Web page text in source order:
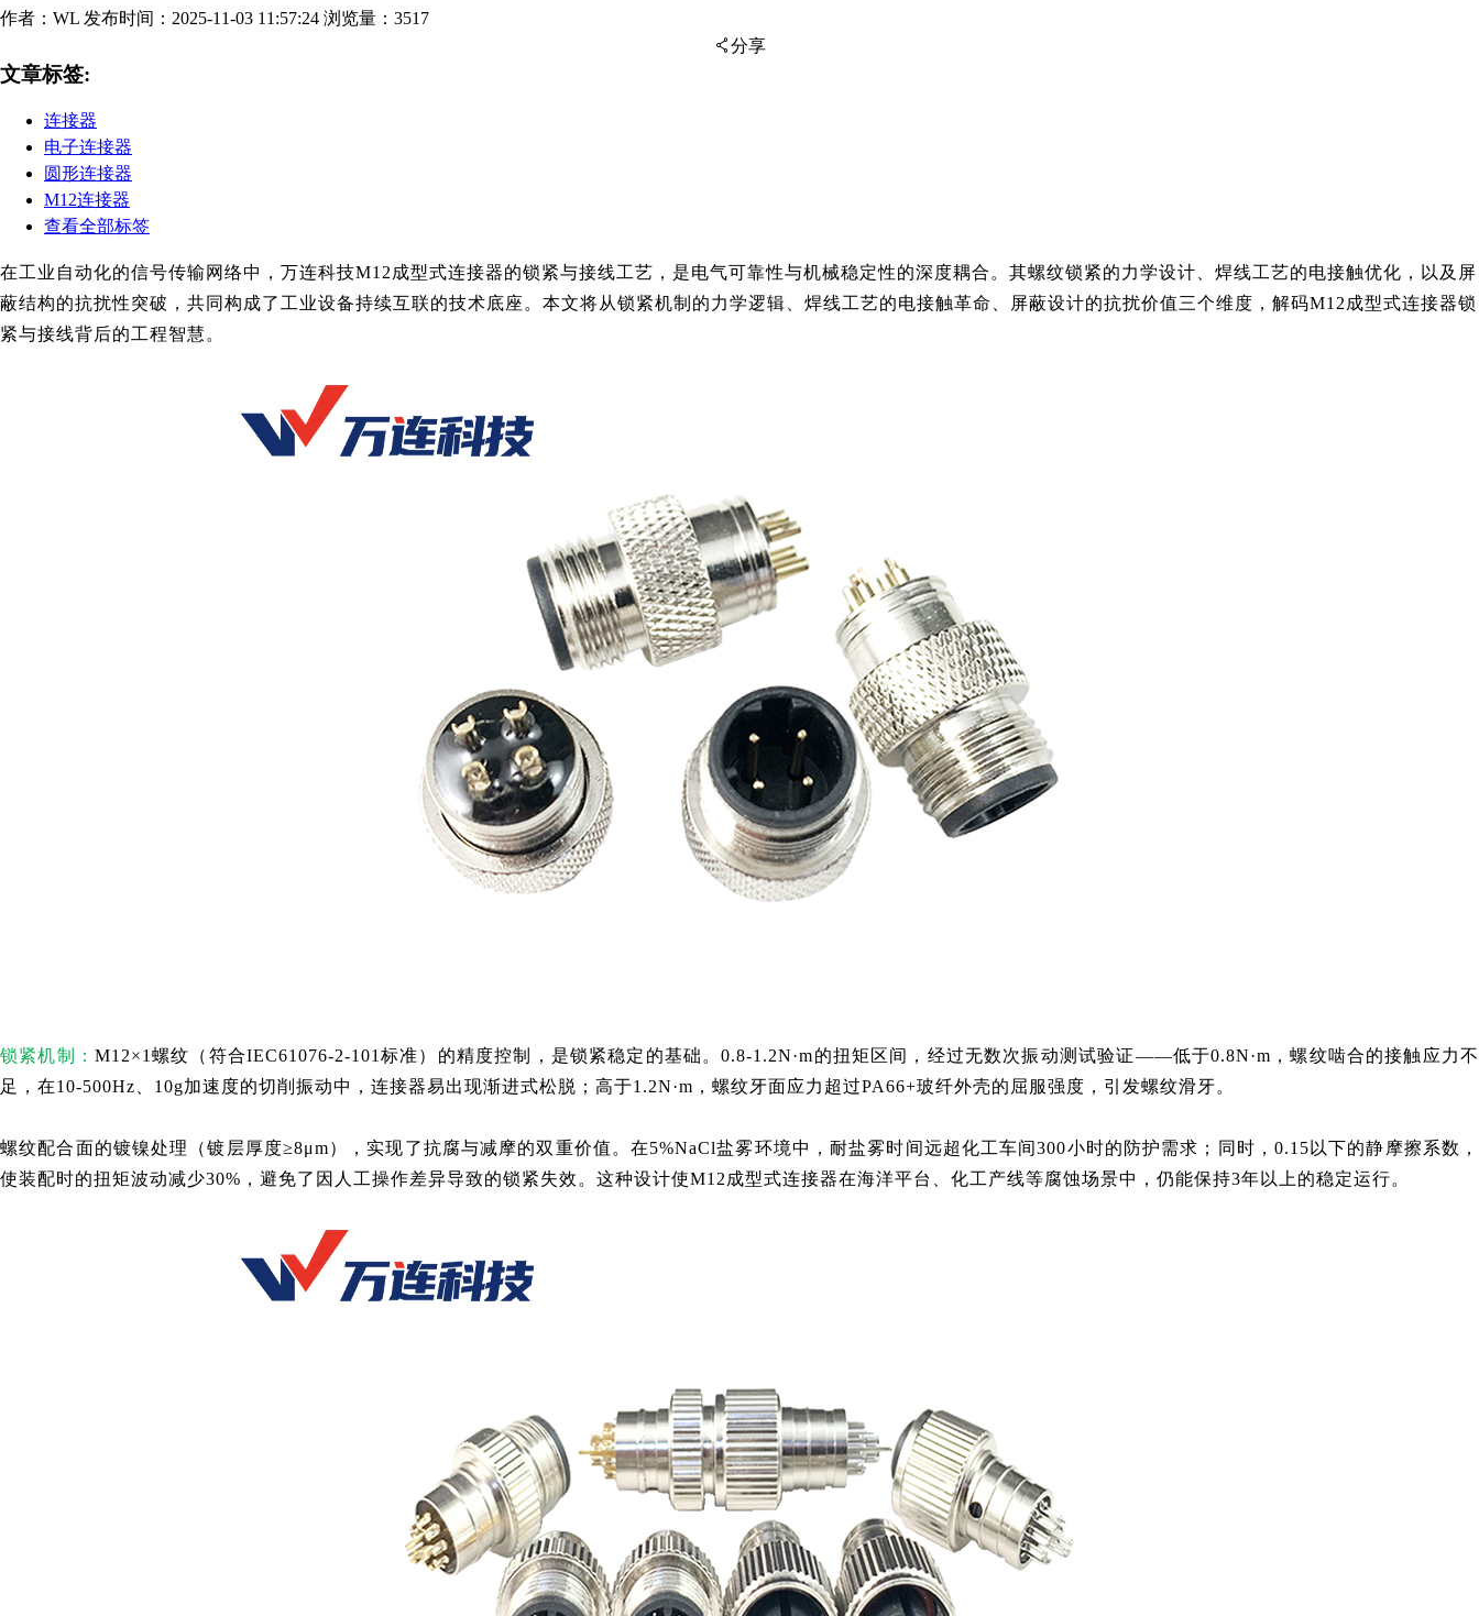
作者：WL 发布时间：2025-11-03 11:57:24 浏览量：3517
分享
文章标签:
连接器
电子连接器
圆形连接器
M12连接器
查看全部标签
在工业自动化的信号传输网络中，万连科技M12成型式连接器的锁紧与接线工艺，是电气可靠性与机械稳定性的深度耦合。其螺纹锁紧的力学设计、焊线工艺的电接触优化，以及屏
蔽结构的抗扰性突破，共同构成了工业设备持续互联的技术底座。本文将从锁紧机制的力学逻辑、焊线工艺的电接触革命、屏蔽设计的抗扰价值三个维度，解码M12成型式连接器锁
紧与接线背后的工程智慧。
锁紧机制： M12×1螺纹（符合IEC61076-2-101标准）的精度控制，是锁紧稳定的基础。0.8-1.2N·m的扭矩区间，经过无数次振动测试验证——低于0.8N·m，螺纹啮合的接触应力不
足，在10-500Hz、10g加速度的切削振动中，连接器易出现渐进式松脱；高于1.2N·m，螺纹牙面应力超过PA66+玻纤外壳的屈服强度，引发螺纹滑牙。
螺纹配合面的镀镍处理（镀层厚度≥8μm），实现了抗腐与减摩的双重价值。在5%NaCl盐雾环境中，耐盐雾时间远超化工车间300小时的防护需求；同时，0.15以下的静摩擦系数，
使装配时的扭矩波动减少30%，避免了因人工操作差异导致的锁紧失效。这种设计使M12成型式连接器在海洋平台、化工产线等腐蚀场景中，仍能保持3年以上的稳定运行。